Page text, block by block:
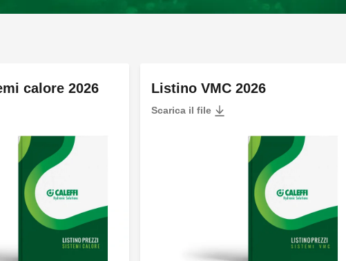
calore 2026 Listino VMC 2026
Scarica il file